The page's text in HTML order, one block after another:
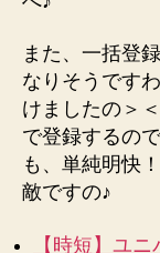
また、一括登
なりそうです
けましたの＞
で登録するの
も、単純明快
敵ですの♪
【時短】ユ